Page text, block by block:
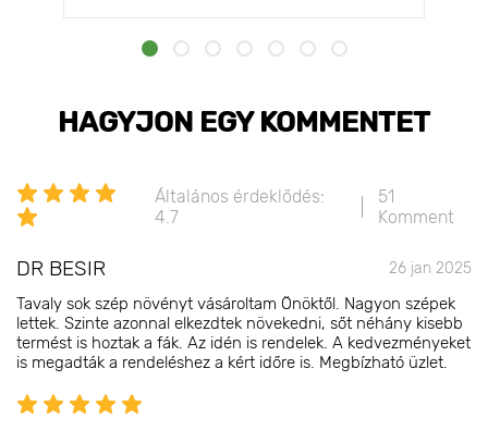
HAGYJON EGY KOMMENTET
Általános érdeklődés:
4.7
51
Komment
DR BESIR 26 jan 2025
Tavaly sok szép növényt vásároltam Önöktől. Nagyon szépek
lettek. Szinte azonnal elkezdtek növekedni, sőt néhány kisebb
termést is hoztak a fák. Az idén is rendelek. A kedvezményeket
is megadták a rendeléshez a kért időre is. Megbízható üzlet.